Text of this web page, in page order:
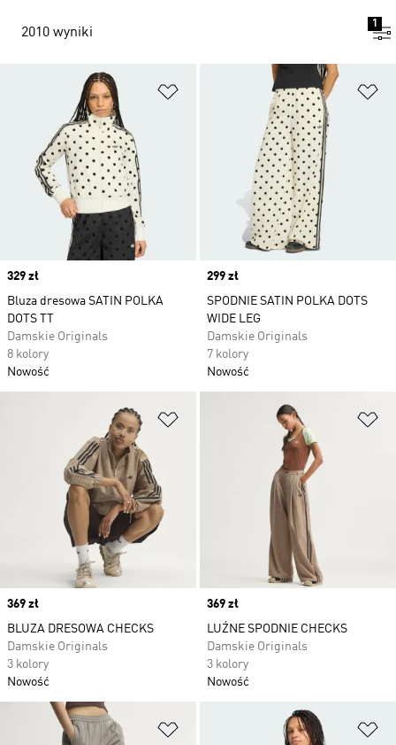
2010 wyniki
1
Dodaj do listy życzeń
Price
329 zł
Bluza dresowa SATIN POLKA
DOTS TT
Damskie Originals
8 kolory
Nowość
Price
299 zł
SPODNIE SATIN POLKA DOTS
WIDE LEG
Damskie Originals
7 kolory
Nowość
Dodaj do listy życzeń
Price
369 zł
BLUZA DRESOWA CHECKS
Damskie Originals
3 kolory
Nowość
Price
369 zł
LUŹNE SPODNIE CHECKS
Damskie Originals
3 kolory
Nowość
Dodaj do listy życzeń